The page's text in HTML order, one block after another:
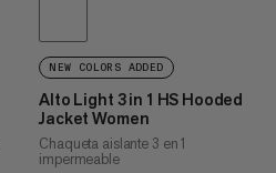
NEW COLORS ADDED
Alto Light 3 in 1 HS Hooded
Jacket Women
Chaqueta aislante 3 en 1
impermeable